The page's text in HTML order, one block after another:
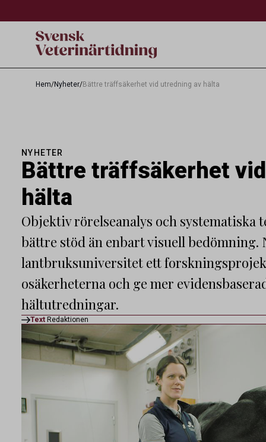
Hem/Nyheter/Bättre träffsäkerhet vid utredning av hälta
NYHETER
Bättre träffsäkerhet
hälta
Objektiv rörelseanalys och systematiska
bättre stöd än enbart visuell bedömning.
lantbruksuniversitet ett
osäkerheterna och ge mer
hältutredningar.
Text Redaktionen